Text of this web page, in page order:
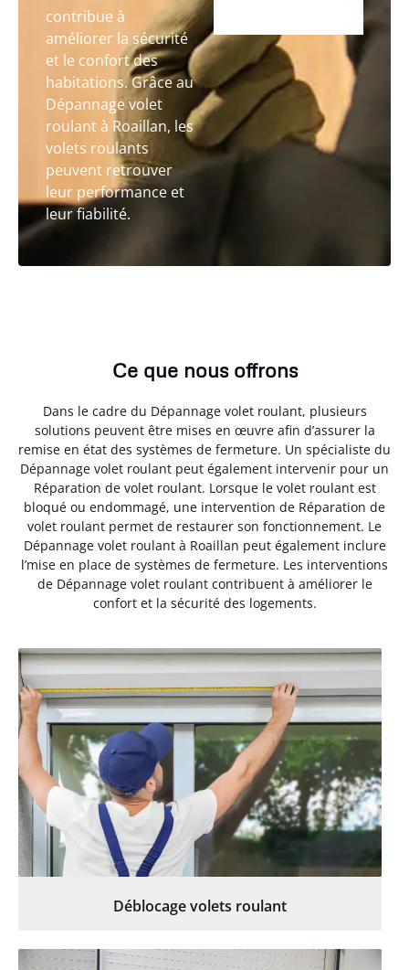
contribue à
améliorer la sécurité
et le confort des
habitations. Grâce au
Dépannage volet
roulant à Roaillan, les
volets roulants
peuvent retrouver
leur performance et
leur fiabilité.
Ce que nous offrons
Dans le cadre du Dépannage volet roulant, plusieurs
solutions peuvent être mises en œuvre afin d’assurer la
remise en état des systèmes de fermeture. Un spécialiste du
Dépannage volet roulant peut également intervenir pour un
Réparation de volet roulant. Lorsque le volet roulant est
bloqué ou endommagé, une intervention de Réparation de
volet roulant permet de restaurer son fonctionnement. Le
Dépannage volet roulant à Roaillan peut également inclure
l’mise en place de systèmes de fermeture. Les interventions
de Dépannage volet roulant contribuent à améliorer le
confort et la sécurité des logements.
Déblocage volets roulant